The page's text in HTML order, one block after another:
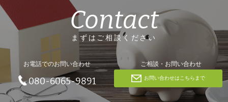
Contact
まずはご相談ください
お電話でのお問い合わせ
080-6065-9891
ご相談・お問い合わせ
お問い合わせはこちらまで